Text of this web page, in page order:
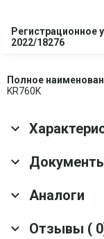
Регистрационное
2022/18276
Полное
KR760K
Основные
Оснащение
Регулировка высоты
Скачать все
Аналоги
Отзывы (